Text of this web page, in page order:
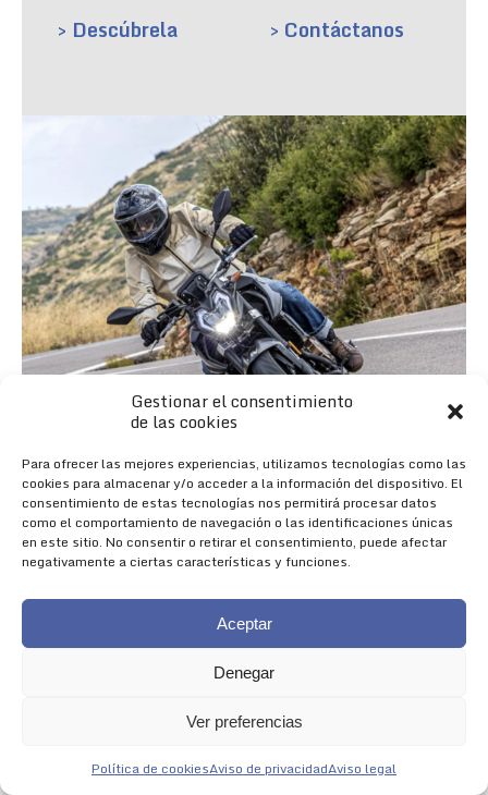
Gestionar el consentimiento
de las cookies
Para ofrecer las mejores experiencias, utilizamos tecnologías como las
cookies para almacenar y/o acceder a la información del dispositivo. El
consentimiento de estas tecnologías nos permitirá procesar datos
como el comportamiento de navegación o las identificaciones únicas
en este sitio. No consentir o retirar el consentimiento, puede afectar
negativamente a ciertas características y funciones.
Aceptar
Denegar
Ver preferencias
Política de cookiesAviso de privacidadAviso legal
> Descúbrela > Contáctanos
NACIDA PARA IMPRESIONAR